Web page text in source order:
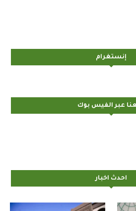
إنستغرام
عبر الفيس بوك
احدث اخبار